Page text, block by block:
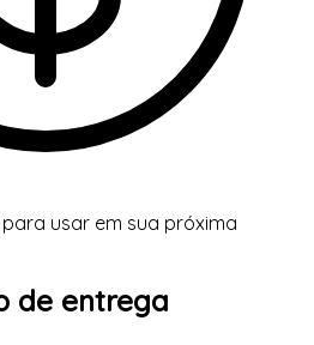
usar em sua próxima
de entrega